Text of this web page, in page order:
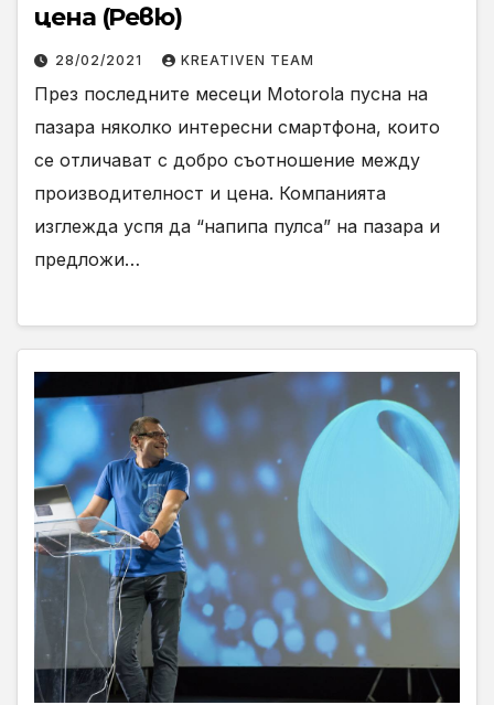
цена (Ревю)
28/02/2021 KREATIVEN TEAM
През последните месеци Motorola пусна на
пазара няколко интересни смартфона, които
се отличават с добро съотношение между
производителност и цена. Компанията
изглежда успя да “напипа пулса” на пазара и
предложи…